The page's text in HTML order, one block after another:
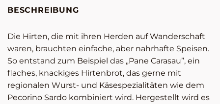
BESCHREIBUNG
Die Hirten, die mit ihren Herden auf Wanderschaft
waren, brauchten einfache, aber nahrhafte Speisen.
So entstand zum Beispiel das „Pane Carasau”, ein
flaches, knackiges Hirtenbrot, das gerne mit
regionalen Wurst- und Käsespezialitäten wie dem
Pecorino Sardo kombiniert wird. Hergestellt wird es